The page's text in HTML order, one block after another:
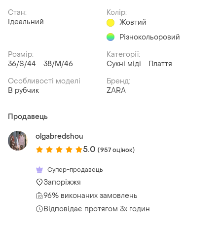
Стан:
Ідеальний
Колір:
Жовтий
Різнокольоровий
Розмір:
36/S/44
38/M/46
Категорії:
Сукні міді
Плаття
Особливості моделі
В рубчик
Бренд:
ZARA
Продавець
olgabredshou
5.0 (957 оцінок)
Супер-продавець
Запоріжжя
96% виконаних замовлень
Відповідає протягом 3х годин